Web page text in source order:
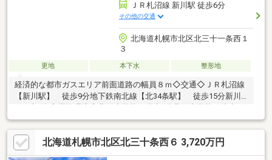
ＪＲ札沼線 新川駅 徒歩6分
その他の交通
北海道札幌市北区北三十一条西１
３
更地 本下水 整形地
経済的な都市ガスエリア前面道路の幅員８ｍ◇交通◇ＪＲ札沼線
【新川駅】 徒歩9分地下鉄南北線【北34条駅】 徒歩15分新川
分マックスバリュ北32条店 徒歩7分ローソン札幌北30条西十一
丁目店 徒歩4分■建築条件付き土地弊社で建築して頂くための土
地ですご見学や間取りプラン、費用などお気軽にご相談ください
■工務店グランプリ2度の日本一の技術高気密・高断熱で快適な暮
北海道札幌市北区北三十条西６ 3,720万円